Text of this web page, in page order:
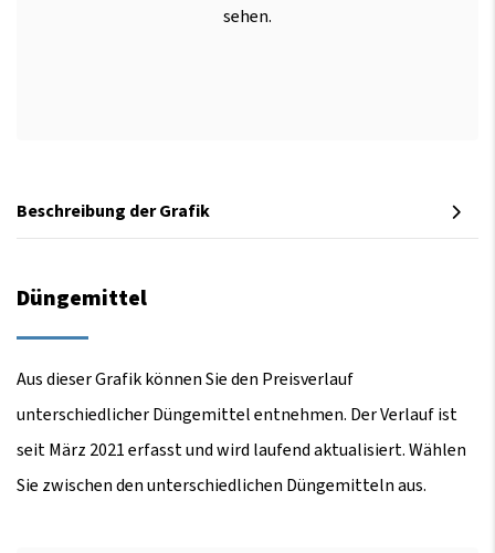
sehen.
Beschreibung der Grafik
Düngemittel
Aus dieser Grafik können Sie den Preisverlauf
unterschiedlicher Düngemittel entnehmen. Der Verlauf ist
seit März 2021 erfasst und wird laufend aktualisiert. Wählen
Sie zwischen den unterschiedlichen Düngemitteln aus.